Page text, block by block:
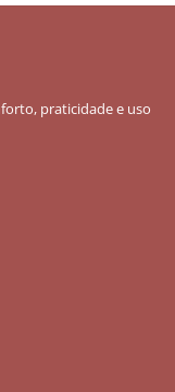
praticidade e uso